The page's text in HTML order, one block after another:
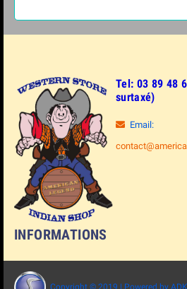
Tel: 03 89 48
surtaxé)
Email:
INFORMATIONS
Copyright © 2019 | Powered by ADK